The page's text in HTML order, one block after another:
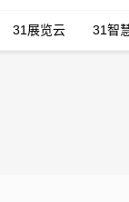
31展览云 31智